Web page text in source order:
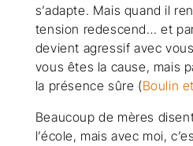
s’adapte. Mais quand il
tension redescend… et
devient agressif avec
vous êtes la cause, mais
la présence sûre (Boulin
Beaucoup de mères
l’école, mais avec moi,